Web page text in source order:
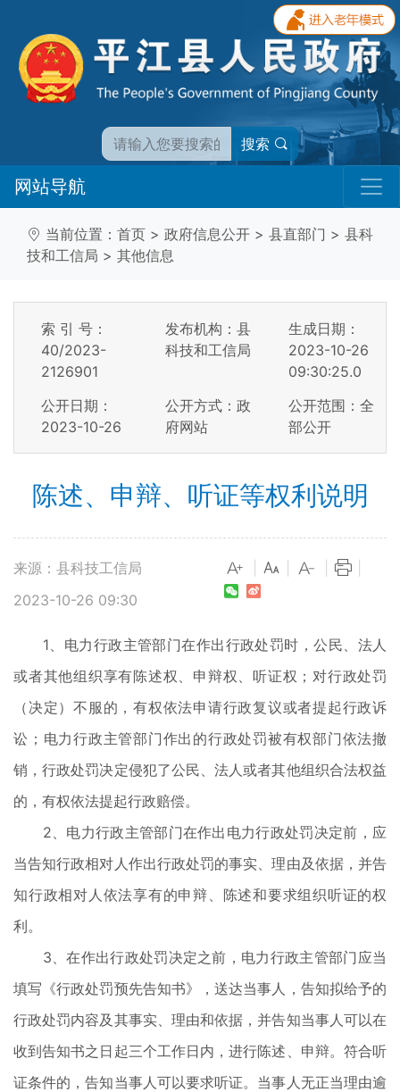
搜索
网站导航
当前位置： 首页 > 政府信息公开 > 县直部门 > 县科
技和工信局 > 其他信息
索 引 号：
40/2023-
2126901
发布机构：县
科技和工信局
生成日期：
2023-10-26
09:30:25.0
公开日期：
2023-10-26
公开方式：政
府网站
公开范围：全
部公开
陈述、申辩、听证等权利说明
来源：县科技工信局
2023-10-26 09:30
1、电力行政主管部门在作出行政处罚时，公民、法人
或者其他组织享有陈述权、申辩权、听证权；对行政处罚
（决定）不服的，有权依法申请行政复议或者提起行政诉
讼；电力行政主管部门作出的行政处罚被有权部门依法撤
销，行政处罚决定侵犯了公民、法人或者其他组织合法权益
的，有权依法提起行政赔偿。
2、电力行政主管部门在作出电力行政处罚决定前，应
当告知行政相对人作出行政处罚的事实、理由及依据，并告
知行政相对人依法享有的申辩、陈述和要求组织听证的权
利。
3、在作出行政处罚决定之前，电力行政主管部门应当
填写《行政处罚预先告知书》，送达当事人，告知拟给予的
行政处罚内容及其事实、理由和依据，并告知当事人可以在
收到告知书之日起三个工作日内，进行陈述、申辩。符合听
证条件的，告知当事人可以要求听证。当事人无正当理由逾